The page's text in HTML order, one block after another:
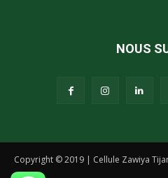
NOUS
Copyright © 2019 | Cellule Zawiya